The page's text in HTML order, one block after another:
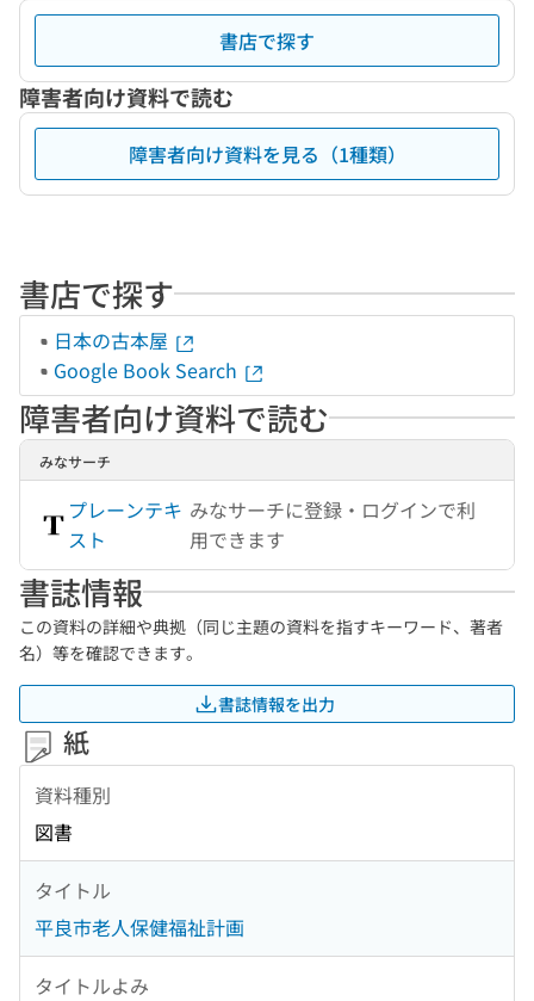
書店で探す
障害者向け資料で読む
障害者向け資料を見る（1種類）
書店で探す
日本の古本屋
Google Book Search
障害者向け資料で読む
みなサーチ
プレーンテキ
スト
みなサーチに登録・ログインで利
用できます
書誌情報
この資料の詳細や典拠（同じ主題の資料を指すキーワード、著者
名）等を確認できます。
書誌情報を出力
紙
資料種別
図書
タイトル
平良市老人保健福祉計画
タイトルよみ